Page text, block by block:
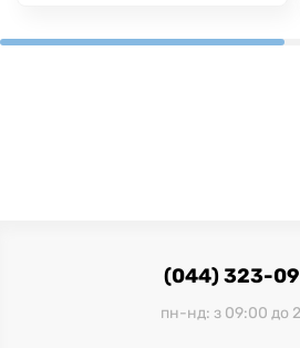
(044) 323-
пн-нд: з 09:00 до